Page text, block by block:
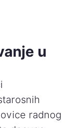
u
radnog